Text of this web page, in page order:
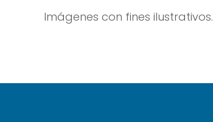
Imágenes con fines ilustrativos.